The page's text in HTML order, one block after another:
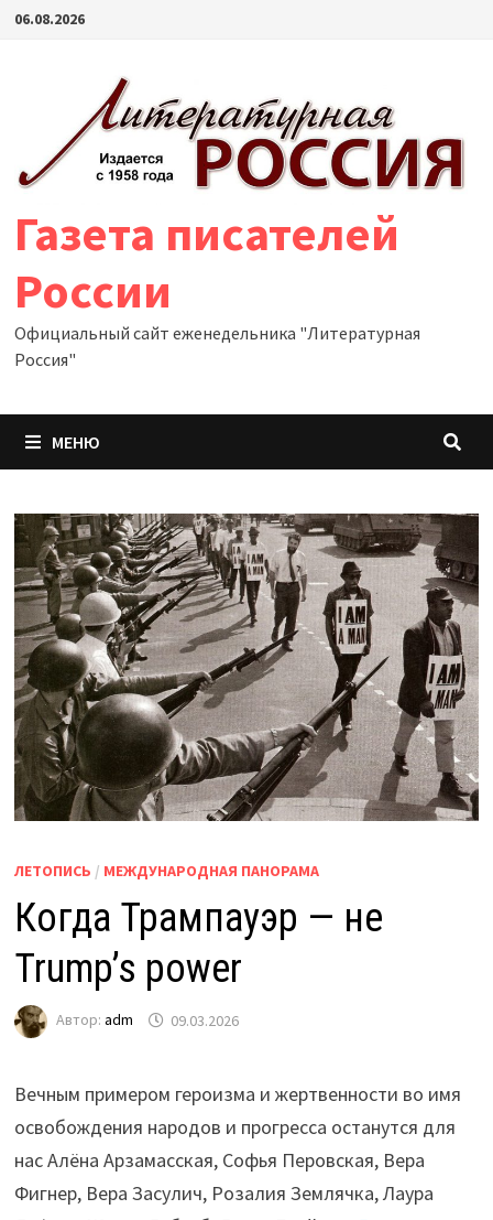
Перейти
06.08.2026
Газета писателей
России
Официальный сайт еженедельника "Литературная
Россия"
МЕНЮ
ЛЕТОПИСЬ / МЕЖДУНАРОДНАЯ ПАНОРАМА
Когда Трампауэр — не
Trump’s power
Автор: adm 09.03.2026
Вечным примером героизма и жертвенности во имя
освобождения народов и прогресса останутся для
нас Алёна Арзамасская, Софья Перовская, Вера
Фигнер, Вера Засулич, Розалия Землячка, Лаура